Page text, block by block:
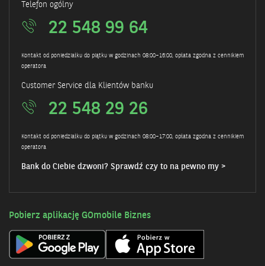
Telefon ogólny
22 548 99 64
Kontakt od poniedziałku do piątku w godzinach 08:00–16:00, opłata zgodna z cennikiem
operatora
Customer Service dla Klientów banku
22 548 29 26
Kontakt od poniedziałku do piątku w godzinach 08:00–17:00, opłata zgodna z cennikiem
operatora
Bank do Ciebie dzwoni? Sprawdź czy to na pewno my >
Pobierz aplikację GOmobile Biznes